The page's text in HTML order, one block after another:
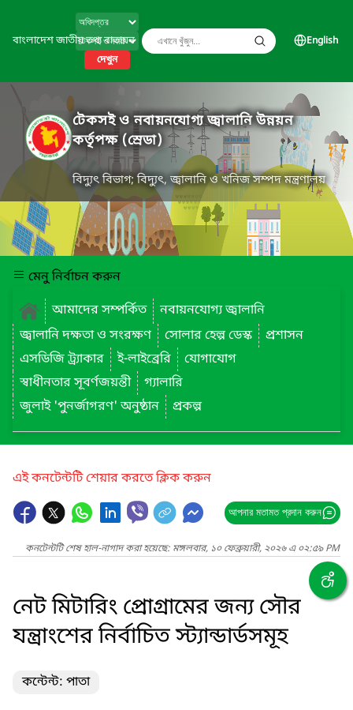
বাংলাদেশ জাতীয় তথ্য বাতায়ন
দেখুন
English
টেকসই ও নবায়নযোগ্য জ্বালানি উন্নয়ন
কর্তৃপক্ষ (স্রেডা)
বিদ্যুৎ বিভাগ; বিদ্যুৎ, জ্বালানি ও খনিজ সম্পদ মন্ত্রণালয়
মেনু নির্বাচন করুন
আমাদের সম্পর্কিত
নবায়নযোগ্য জ্বালানি
জ্বালানি দক্ষতা ও সংরক্ষণ
সোলার হেল্প ডেস্ক
প্রশাসন
এসডিজি ট্র্যাকার
ই-লাইব্রেরি
যোগাযোগ
স্বাধীনতার সূবর্ণজয়ন্তী
গ্যালারি
জুলাই 'পুনর্জাগরণ' অনুষ্ঠান
প্রকল্প
এই কনটেন্টটি শেয়ার করতে ক্লিক করুন
আপনার মতামত প্রদান করুন
কনটেন্টটি শেষ হাল-নাগাদ করা হয়েছে: মঙ্গলবার, ১০ ফেব্রুয়ারী, ২০২৬ এ ০২:৫৯ PM
নেট মিটারিং প্রোগ্রামের জন্য সৌর
যন্ত্রাংশের নির্বাচিত স্ট্যান্ডার্ডসমূহ
কন্টেন্ট: পাতা